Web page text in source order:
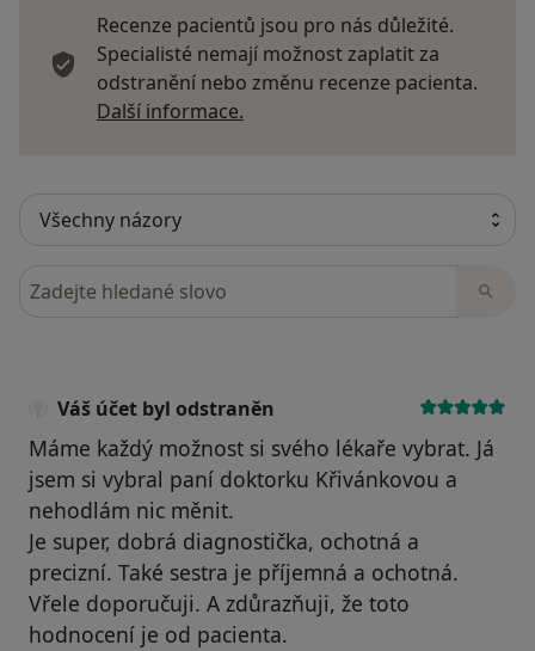
Recenze pacientů jsou pro nás důležité.
Specialisté nemají možnost zaplatit za
odstranění nebo změnu recenze pacienta.
Další informace.
Hledejte v názorech
Váš účet byl odstraněn
Máme každý možnost si svého lékaře vybrat. Já
jsem si vybral paní doktorku Křivánkovou a
nehodlám nic měnit.
Je super, dobrá diagnostička, ochotná a
precizní. Také sestra je příjemná a ochotná.
Vřele doporučuji. A zdůrazňuji, že toto
hodnocení je od pacienta.